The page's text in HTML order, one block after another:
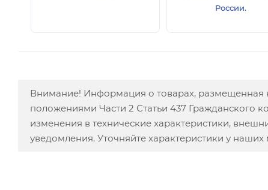
России.
Внимание! Информация о товарах, размещенная
положениями Части 2 Статьи 437 Гражданского
изменения в технические характеристики,
уведомления. Уточняйте характеристики у